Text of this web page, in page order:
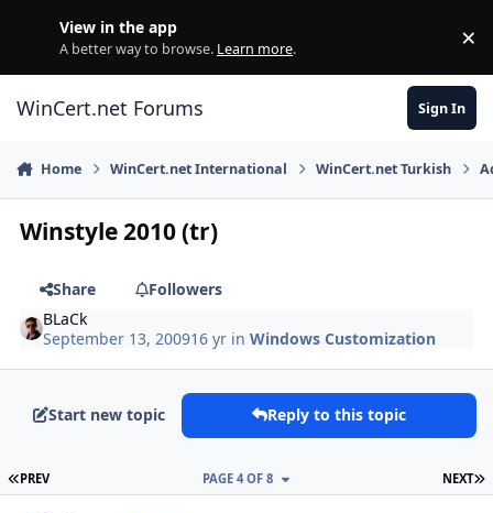
View in the app
A better way to browse. Learn more. ×
WinCert.net Forums Sign In
Home WinCert.net International WinCert.net Turkish
Winstyle 2010 (tr)
Share
Followers
BLaCk
September 13, 200916 yr inWindows Customization
Start new topic Reply to this topic
FIRST PAGE
PREV NEXT
PAGE 4 OF 8